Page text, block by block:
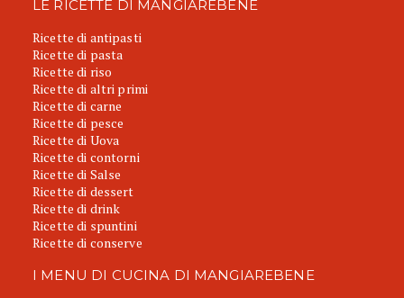
LE RICETTE DI MANGIAREBENE
Ricette di antipasti
Ricette di pasta
Ricette di riso
Ricette di altri primi
Ricette di carne
Ricette di pesce
Ricette di Uova
Ricette di contorni
Ricette di Salse
Ricette di dessert
Ricette di drink
Ricette di spuntini
Ricette di conserve
I MENU DI CUCINA DI MANGIAREBENE